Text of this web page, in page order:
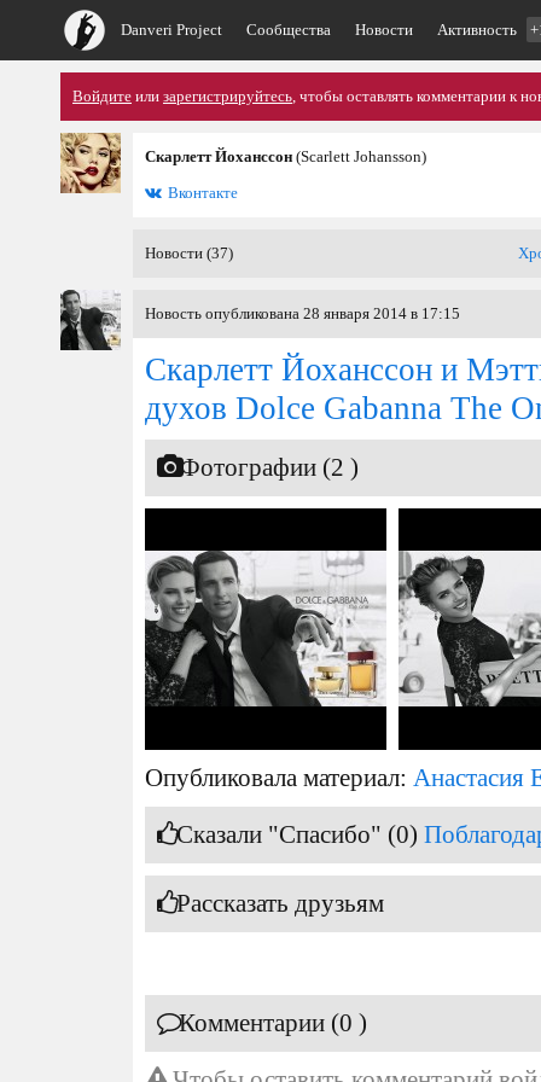
Danveri Project Сообщества Новости Активность
Войдите или зарегистрируйтесь, чтобы оставлять комментарии к
Скарлетт Йоханссон (Scarlett Johansson)
Вконтакте
Новости (37)
Новость опубликована 28 января 2014 в 17:15
Скарлетт Йохансcон и
духов Dolce Gabanna The
Фотографии (2 )
Опубликовала материал: Анастасия
Сказали "Спасибо" (0)
Рассказать друзьям
Комментарии (0 )